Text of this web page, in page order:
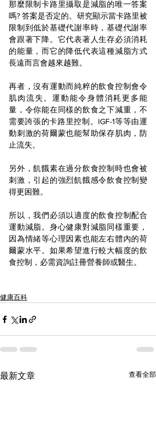
那麼限制卡路里攝取是減脂的唯一答案
嗎? 答案是否定的。研究顯示當卡路里被
限制到低於基礎代謝率時，基礎代謝率
會跟著下降。它代表著人生存必須消耗
的能量，而它的降低代表這種減脂方式
長遠而言會越來越難。
再者，沒有運動而純粹的飲食控制會令
肌肉流失。運動能令身體消耗更多能
量，令你能在同樣的飲食之下減重，不
需要誇張的卡路里控制。IGF-1等等由運
動刺激的荷爾蒙也能幫助保存肌肉，防
止流失。
另外，飢餓素在過分飲食控制時也會被
刺激，引起的強烈飢餓感令飲食控制變
得更困難。
所以，我們必須以適度的飲食控制配合
運動減脂。身心健康對減脂同樣重要，
因為情緒等心理因素也能左右體內的荷
爾蒙水平。如果希望進行較大幅度的飲
食控制，必需資詢註冊營養師或醫生。
健康百科
最新文章 查看全部